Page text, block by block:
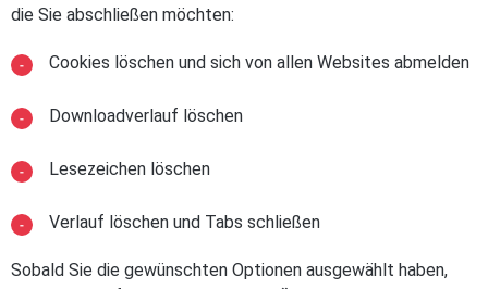
die Sie abschließen möchten:
Cookies löschen und sich von allen Websites abmelden
Downloadverlauf löschen
Lesezeichen löschen
Verlauf löschen und Tabs schließen
Sobald Sie die gewünschten Optionen ausgewählt haben,